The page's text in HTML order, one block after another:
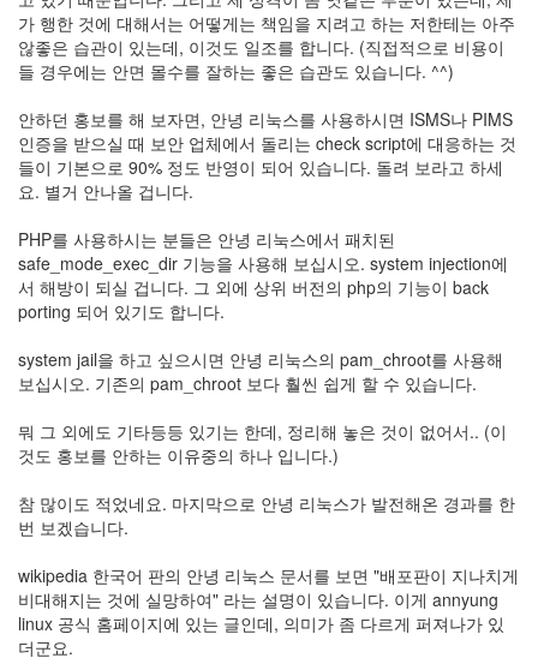
가 행한 것에 대해서는 어떻게는 책임을 지려고 하는 저한테는 아주
않좋은 습관이 있는데, 이것도 일조를 합니다. (직접적으로 비용이
들 경우에는 안면 몰수를 잘하는 좋은 습관도 있습니다. ^^)
안하던 홍보를 해 보자면, 안녕 리눅스를 사용하시면 ISMS나 PIMS
인증을 받으실 때 보안 업체에서 돌리는 check script에 대응하는 것
들이 기본으로 90% 정도 반영이 되어 있습니다. 돌려 보라고 하세
요. 별거 안나올 겁니다.
PHP를 사용하시는 분들은 안녕 리눅스에서 패치된
safe_mode_exec_dir 기능을 사용해 보십시오. system injection에
서 해방이 되실 겁니다. 그 외에 상위 버전의 php의 기능이 back
porting 되어 있기도 합니다.
system jail을 하고 싶으시면 안녕 리눅스의 pam_chroot를 사용해
보십시오. 기존의 pam_chroot 보다 훨씬 쉽게 할 수 있습니다.
뭐 그 외에도 기타등등 있기는 한데, 정리해 놓은 것이 없어서.. (이
것도 홍보를 안하는 이유중의 하나 입니다.)
참 많이도 적었네요. 마지막으로 안녕 리눅스가 발전해온 경과를 한
번 보겠습니다.
wikipedia 한국어 판의 안녕 리눅스 문서를 보면 "배포판이 지나치게
비대해지는 것에 실망하여" 라는 설명이 있습니다. 이게 annyung
linux 공식 홈페이지에 있는 글인데, 의미가 좀 다르게 퍼져나가 있
더군요.
김
정
균
하
이
맥
스
스
빔
XPH70.2
1
김
정